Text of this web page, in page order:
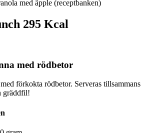
med äpple (receptbanken)
295 Kcal
med rödbetor
förkokta rödbetor. Serveras tillsammans
gräddfil!